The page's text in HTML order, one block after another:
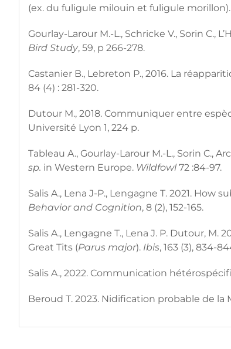
(ex. du fuligule milouin et fuligule
Gourlay-Larour M.-L., Schricke V., Sorin C.,
Bird Study, 59, p 266-278.
Castanier B., Lebreton P., 2016. La
84 (4) : 281-320.
Dutour M., 2018. Communiquer entre
Université Lyon 1, 224 p.
Tableau A., Gourlay-Larour M.-L., Sorin C.,
sp. in Western Europe. Wildfowl 72 :84-97.
Salis A., Lena J-P., Lengagne T. 2021.
Behavior and Cognition, 8 (2), 152-165.
Salis A., Lengagne T., Lena J. P. Dutour,
Great Tits (Parus major). Ibis, 163 (3), 834-
Salis A., 2022. Communication
Beroud T. 2023. Nidification probable de la